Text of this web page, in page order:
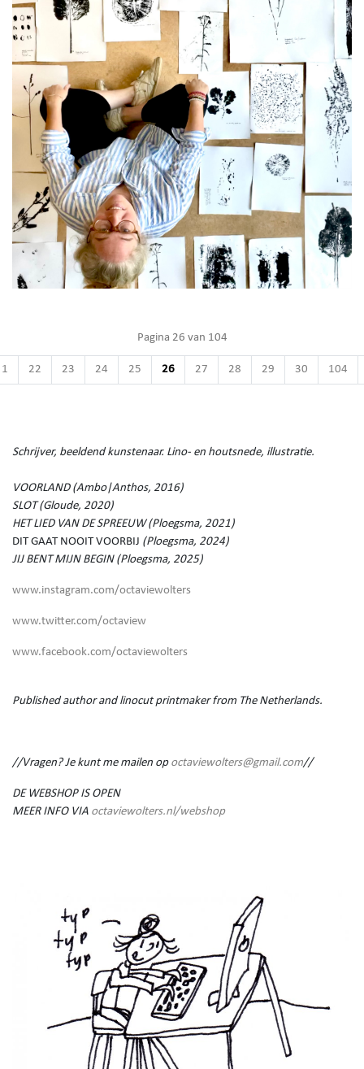
Pagina 26 van 104
1 22 23 24 25 26 27 28 29 30 104
Schrijver, beeldend kunstenaar. Lino- en houtsnede, illustratie.
VOORLAND (Ambo|Anthos, 2016)
SLOT (Gloude, 2020)
HET LIED VAN DE SPREEUW (Ploegsma, 2021)
DIT GAAT NOOIT VOORBIJ (Ploegsma, 2024)
JIJ BENT MIJN BEGIN (Ploegsma, 2025)
www.instagram.com/octaviewolters
www.twitter.com/octaview
www.facebook.com/octaviewolters
Published author and linocut printmaker from The Netherlands.
//Vragen? Je kunt me mailen op octaviewolters@gmail.com//
DE WEBSHOP IS OPEN
MEER INFO VIA octaviewolters.nl/webshop